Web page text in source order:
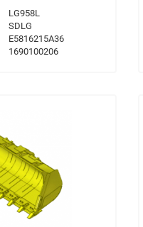
LG958L
SDLG
E5816215A36
1690100206